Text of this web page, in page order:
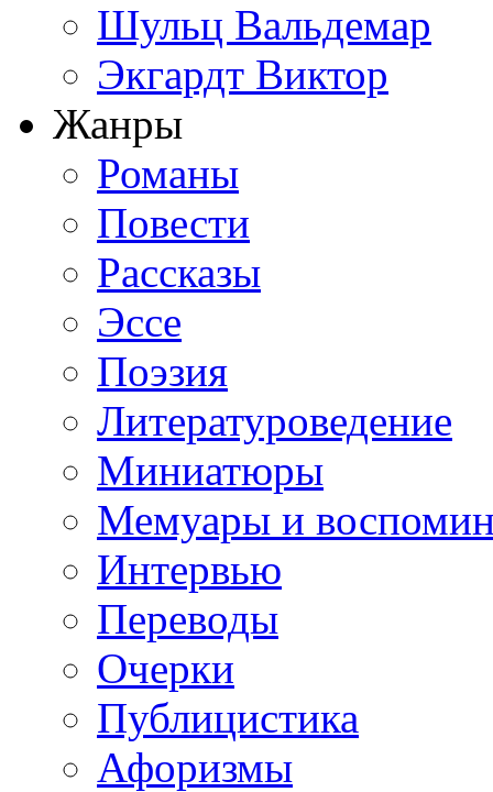
Шульц Вальдемар
Экгардт Виктор
Жанры
Романы
Повести
Рассказы
Эссе
Поэзия
Литературоведение
Миниатюры
Мемуары и
Интервью
Переводы
Очерки
Публицистика
Афоризмы